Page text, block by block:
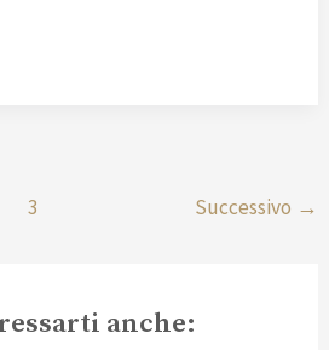
3 Successivo →
anche: